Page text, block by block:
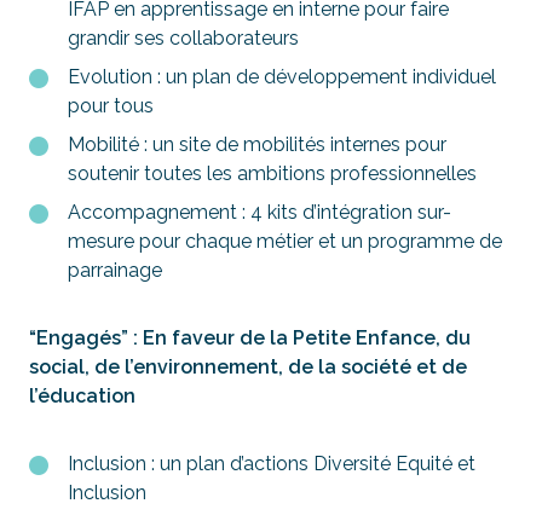
IFAP en apprentissage en interne pour faire
grandir ses collaborateurs
Evolution : un plan de développement individuel
pour tous
Mobilité : un site de mobilités internes pour
soutenir toutes les ambitions professionnelles
Accompagnement : 4 kits d’intégration sur-
mesure pour chaque métier et un programme de
parrainage
“Engagés” : En faveur de la Petite Enfance, du
social, de l’environnement, de la société et de
l’éducation
Inclusion : un plan d’actions Diversité Equité et
Inclusion